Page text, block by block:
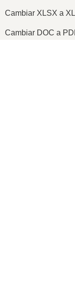
Cambiar XLSX a
Cambiar DOC a